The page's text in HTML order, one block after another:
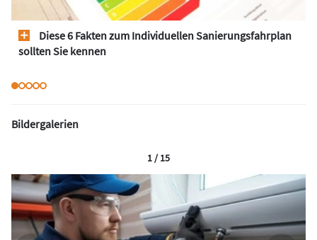
Diese 6 Fakten zum Individuellen Sanierungsfahrplan
sollten Sie kennen
Bildergalerien
1 / 15